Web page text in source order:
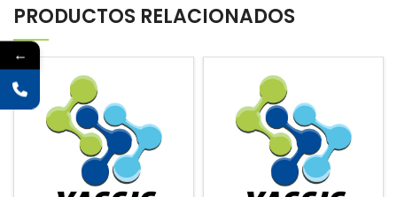
PRODUCTOS RELACIONADOS
←